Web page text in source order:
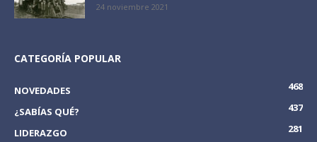
24 noviembre 2021
CATEGORÍA POPULAR
NOVEDADES
468
¿SABÍAS QUÉ?
437
LIDERAZGO
281